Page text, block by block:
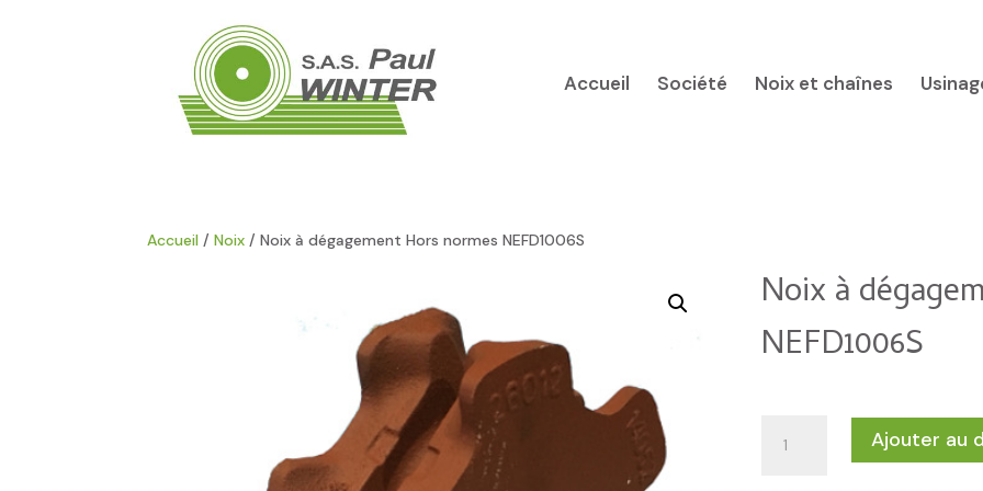
Accueil Société Noix et chaînes
Accueil /Noix / Noix à dégagement Hors normes NEFD1006S
Noix à
NEFD1006S
Ajouter au